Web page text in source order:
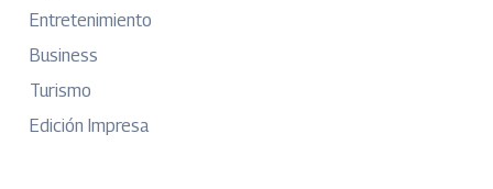
Entretenimiento
Business
Turismo
Edición Impresa